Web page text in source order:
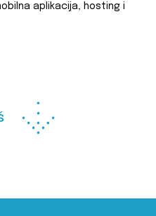
aplikacija, hosting i